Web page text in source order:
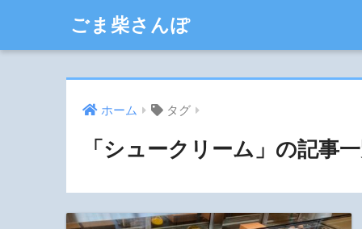
ごま柴さんぽ
ホーム タグ
「シュークリーム」の記事